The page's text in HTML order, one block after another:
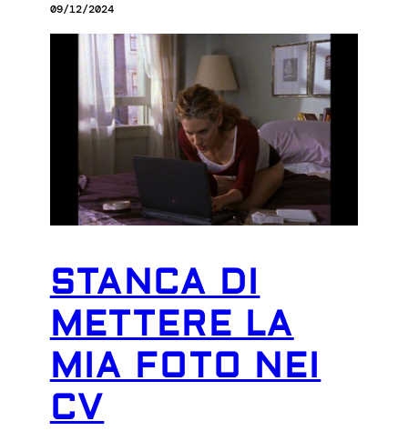
09/12/2024
STANCA DI
METTERE LA
MIA FOTO NEI
CV